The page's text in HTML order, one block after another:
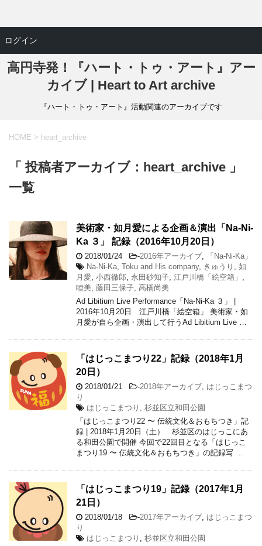
高円寺発！『ハート・トゥ・アート』アー
カイブ | Heart to Art archive
『ハート・トゥ・アート』活動関連のアーカイブです
HOME > heart_archive
「 投稿者アーカイブ：heart_archive 」
一覧
美術家・如月愛による企画＆演出「Na-Ni-
Ka ３」 記録（2016年10月20日）
2018/01/24 -2016年アーカイブ
「Na-Ni-Ka」
Na-Ni-Ka Toku and His company, きゅうり
如
月愛 小西徹郎 永田砂知子 江戸川橋「絵空箱」
睦美 藤田三保子 高橋尚美
Ad Libitium Live Performance「Na-Ni-Ka ３」 |
2016年10月20日 江戸川橋「絵空箱」 美術家・如
月愛が自ら企画・演出して行うAd Libitium Live …
「はじっこまつり22」記録（2018年1月
20日）
2018/01/21 -2018年アーカイブ はじっこまつ
り
はじっこまつり
杉並区立和田公園
「はじっこまつり22 〜 伝統文化＆おもちつき」記
録 | 2018年1月20日（土） 杉並区のはじっこにあ
る和田公園で開催 今回で22回目となる「はじっこ
まつり19 〜 伝統文化＆おもちつき」の記録写 …
「はじっこまつり19」記録（2017年1月
21日）
2018/01/18 -2017年アーカイブ はじっこまつ
り
はじっこまつり
杉並区立和田公園
ログイン